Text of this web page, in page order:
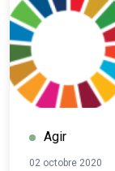
objectifs de
pour un
besoin
: nous
monde peut
pour le
Téléchargez
Agir
02 octobre 2020